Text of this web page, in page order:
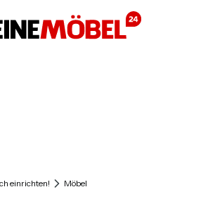
öffnen
0. Details anzeigen
einrichten! Möbel